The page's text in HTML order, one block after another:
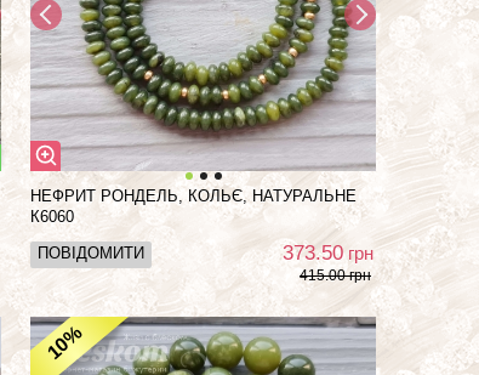
НЕФРИТ РОНДЕЛЬ, КОЛЬЄ, НАТУРАЛЬНЕ
К6060
ПОВІДОМИТИ
373.50грн
415.00 грн
10%